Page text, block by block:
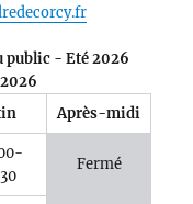
public - Eté 2026
Après-midi
Fermé